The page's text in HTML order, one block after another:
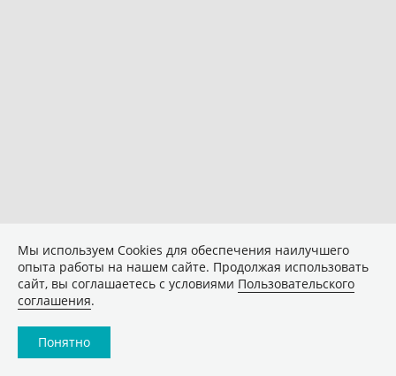
Мы используем Сookies для обеспечения наилучшего
опыта работы на нашем сайте. Продолжая использовать
сайт, вы соглашаетесь с условиями Пользовательского
соглашения.
Понятно